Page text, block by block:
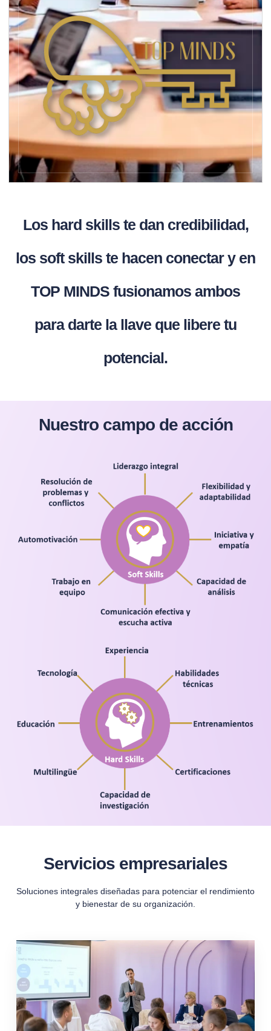
Los hard skills te dan credibilidad,
los soft skills te hacen conectar y en
TOP MINDS fusionamos ambos
para darte la llave que libere tu
potencial.
Nuestro campo de acción
Servicios empresariales
Soluciones integrales diseñadas para potenciar el rendimiento
y bienestar de su organización.